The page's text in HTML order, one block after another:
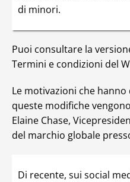
di minori.
Puoi consultare la
Termini e condizioni del
Le motivazioni che
queste modifiche
Elaine Chase,
del marchio globale
Di recente, sui social